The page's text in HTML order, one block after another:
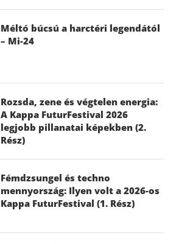
Méltó búcsú a harctéri legendától
– Mi-24
Rozsda, zene és végtelen energia:
A Kappa FuturFestival 2026
legjobb pillanatai képekben (2.
Rész)
Fémdzsungel és techno
mennyország: Ilyen volt a 2026-os
Kappa FuturFestival (1. Rész)